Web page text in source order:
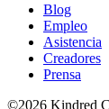
Blog
Empleo
Asistencia
Creadores
Prensa
©2026 Kindred